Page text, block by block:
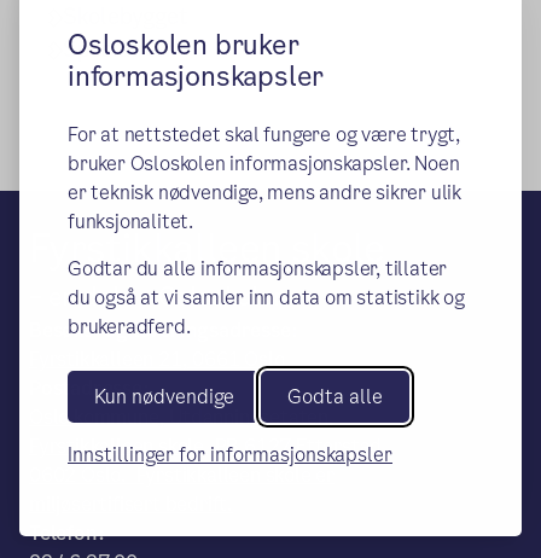
Osloskolen bruker
informasjonskapsler
For at nettstedet skal fungere og være trygt,
bruker Osloskolen informasjonskapsler. Noen
er teknisk nødvendige, mens andre sikrer ulik
funksjonalitet.
Godtar du alle informasjonskapsler, tillater
du også at vi samler inn data om statistikk og
brukeradferd.
Kun nødvendige Godta alle
Innstillinger for informasjonskapsler
Spesialrom
Fyrstikkalleen skole
– en del av Osloskolen
Besøks- og leveringsadresse:
Fyrstikkalleen 21, 0661 Oslo
Postadresse:
Oslo kommune, Utdanningsetaten,
Fyrstikkalleen skole, PB 6127 Etterstad,
0602 Oslo. Fyrstikkalleen skole er
Telefon: